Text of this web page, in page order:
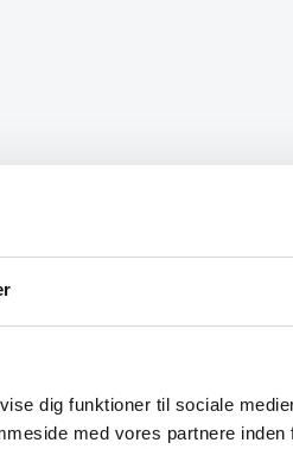
dig funktioner til sociale
med vores partnere inden
Jessen